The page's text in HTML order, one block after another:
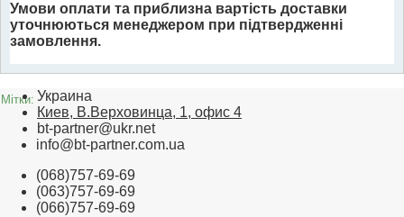
Умови оплати та приблизна вартість доставки
уточнюються менеджером при підтвердженні
замовлення.
Мітки: Украина
Киев, В.Верховинца, 1, офис 4
bt-partner@ukr.net
info@bt-partner.com.ua
(068)757-69-69
(063)757-69-69
(066)757-69-69